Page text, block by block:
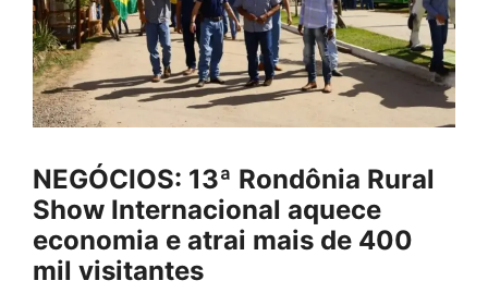
NEGÓCIOS: 13ª Rondônia Rural
Show Internacional aquece
economia e atrai mais de 400
mil visitantes